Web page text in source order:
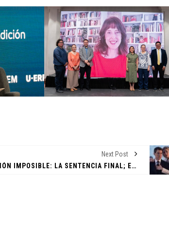
Next Post
MISIÓN IMPOSIBLE: LA SENTENCIA FINAL; EL CIERRE DE UN HÉROE
ENTORNO VERDE
DEL
LA
15